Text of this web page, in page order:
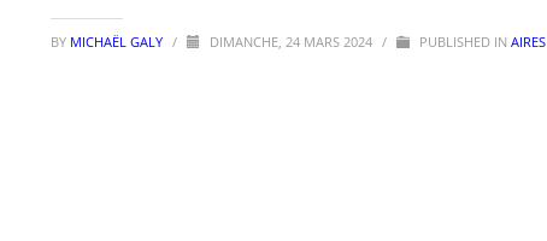
BY MICHAËL GALY / DIMANCHE, 24 MARS 2024 / PUBLISHED IN